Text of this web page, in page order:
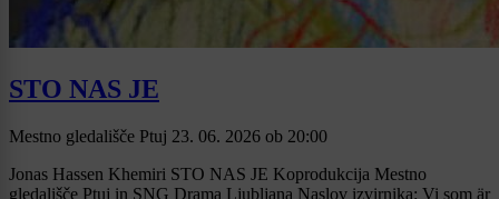
STO NAS JE
Mestno gledališče Ptuj 23. 06. 2026 ob 20:00
Jonas Hassen Khemiri STO NAS JE Koprodukcija Mestno
gledališče Ptuj in SNG Drama Ljubljana Naslov izvirnika: Vi som är